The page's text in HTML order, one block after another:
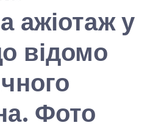
ажіотаж у
відомо
Фото